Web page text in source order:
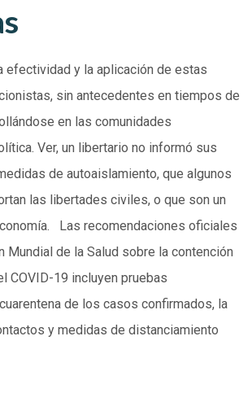
efectividad y la aplicación de estas
sin antecedentes en tiempos de
en las comunidades
Ver, un libertario no informó sus
de autoaislamiento, que algunos
las libertades civiles, o que son un
Las recomendaciones oficiales
Mundial de la Salud sobre la contención
COVID-19 incluyen pruebas
de los casos confirmados, la
y medidas de distanciamiento